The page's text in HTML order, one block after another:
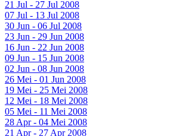
21 Jul - 27 Jul 2008
07 Jul - 13 Jul 2008
30 Jun - 06 Jul 2008
23 Jun - 29 Jun 2008
16 Jun - 22 Jun 2008
09 Jun - 15 Jun 2008
02 Jun - 08 Jun 2008
26 Mei - 01 Jun 2008
19 Mei - 25 Mei 2008
12 Mei - 18 Mei 2008
05 Mei - 11 Mei 2008
28 Apr - 04 Mei 2008
21 Apr - 27 Apr 2008